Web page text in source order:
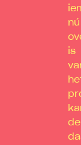
nú
is
de